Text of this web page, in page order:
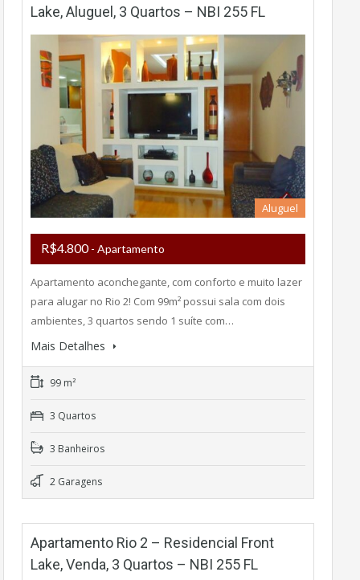
Lake, Aluguel, 3 Quartos – NBI 255 FL
Aluguel
R$4.800- Apartamento
Apartamento aconchegante, com conforto e muito lazer
para alugar no Rio 2! Com 99m² possui sala com dois
ambientes, 3 quartos sendo 1 suíte com…
Mais Detalhes
99 m²
3 Quartos
3 Banheiros
2 Garagens
Apartamento Rio 2 – Residencial Front
Lake, Venda, 3 Quartos – NBI 255 FL